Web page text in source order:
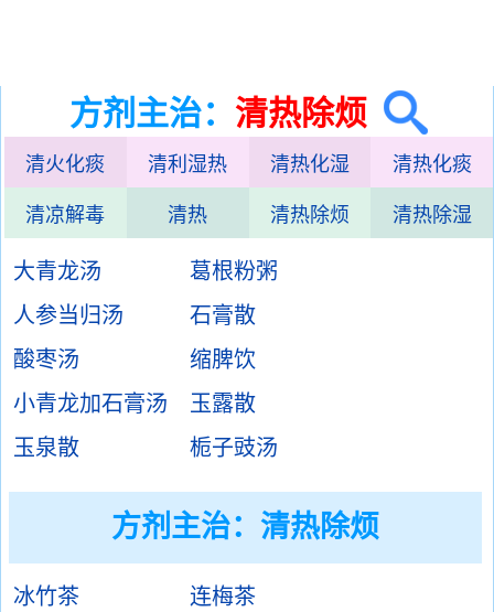
方剂主治： 清热除烦
清火化痰 清利湿热 清热化湿 清热化痰
清凉解毒 清热 清热除烦 清热除湿
大青龙汤
葛根粉粥
人参当归汤
石膏散
酸枣汤
缩脾饮
小青龙加石膏汤
玉露散
玉泉散
栀子豉汤
方剂主治： 清热除烦
冰竹茶
连梅茶